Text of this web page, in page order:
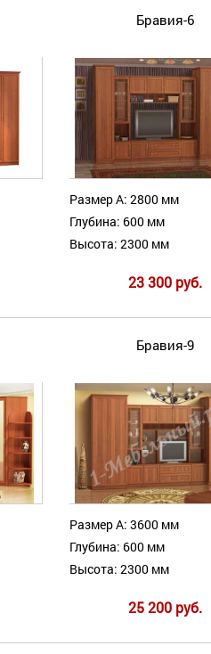
Бравия-6
Размер А: 2800 мм
Глубина: 600 мм
Высота: 2300 мм
23 300 руб.
Бравия-9
Размер А: 3600 мм
Глубина: 600 мм
Высота: 2300 мм
25 200 руб.